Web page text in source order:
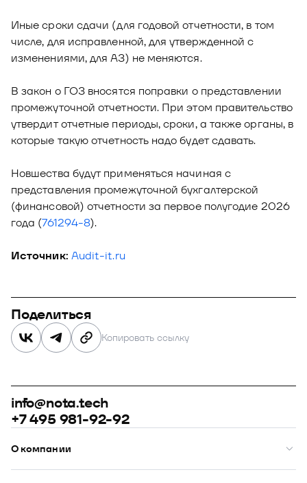
Иные сроки сдачи (для годовой отчетности, в том
числе, для исправленной, для утвержденной с
изменениями, для АЗ) не меняются.
В закон о ГОЗ вносятся поправки о представлении
промежуточной отчетности. При этом правительство
утвердит отчетные периоды, сроки, а также органы, в
которые такую отчетность надо будет сдавать.
Новшества будут применяться начиная с
представления промежуточной бухгалтерской
(финансовой) отчетности за первое полугодие 2026
года (761294-8).
Источник: Audit-it.ru
Поделиться
Копировать ссылку
info@nota.tech
+7 495 981-92-92
О компании
О нас